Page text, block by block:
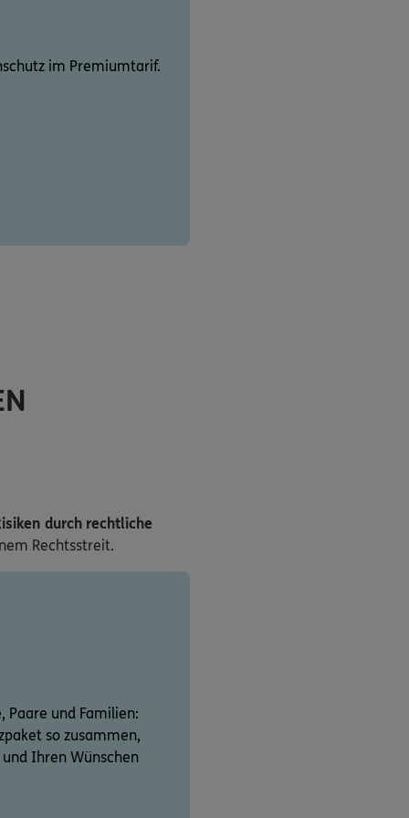
im Premiumtarif.
durch rechtliche
Rechtsstreit.
Paare und Familien:
so zusammen,
Ihren Wünschen